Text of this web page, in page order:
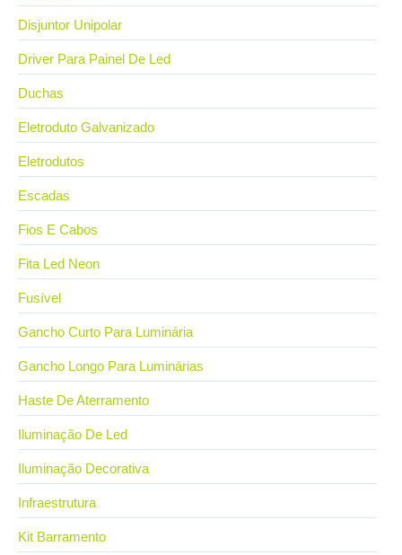
Disjuntor Unipolar
Driver Para Painel De Led
Duchas
Eletroduto Galvanizado
Eletrodutos
Escadas
Fios E Cabos
Fita Led Neon
Fusível
Gancho Curto Para Luminária
Gancho Longo Para Luminárias
Haste De Aterramento
Iluminação De Led
Iluminação Decorativa
Infraestrutura
Kit Barramento